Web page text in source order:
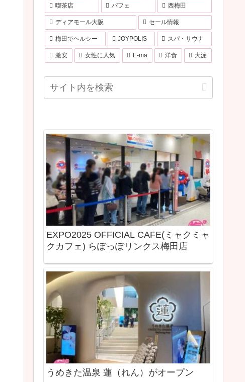
喫茶店 パフェ 西梅田
ディアモール大阪 セール情報
梅田でヘルシー JOYPOLIS スパ・サウナ
激安 女性に人気 E-ma 洋食 大淀
EXPO2025 OFFICIAL CAFE(ミャクミャ
クカフェ) らぽっぽリンクス梅田店
うめきた温泉 蓮（れん）がオープン